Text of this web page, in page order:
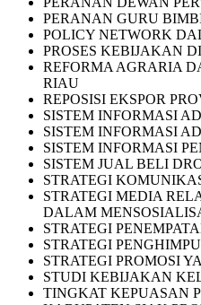
PERANAN GURU
POLICY NETWORK
PROSES KEBIJAKAN
REFORMA AGRARIA
RIAU
REPOSISI EKSPOR
SISTEM INFORMASI
SISTEM INFORMASI
SISTEM INFORMASI
SISTEM JUAL BELI
STRATEGI
STRATEGI MEDIA
DALAM
STRATEGI
STRATEGI
STRATEGI PROMOSI
STUDI KEBIJAKAN
TINGKAT KEPUASAN